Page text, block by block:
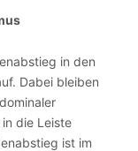
in den
Dabei bleiben
die Leiste
ist im